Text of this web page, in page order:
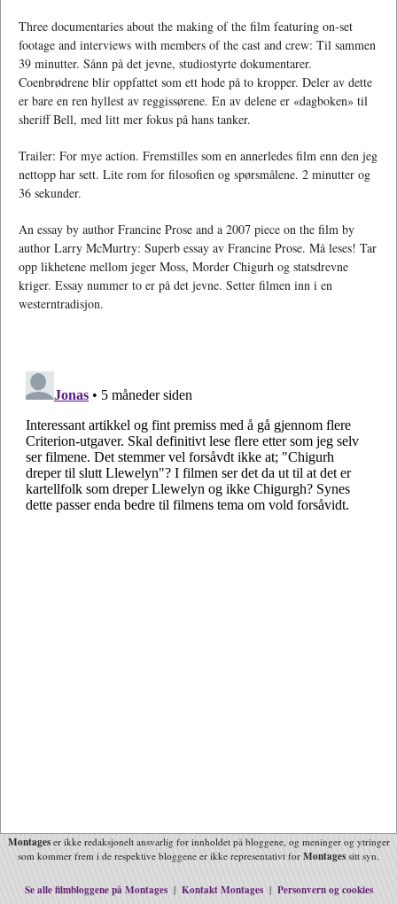
Three documentaries about the making of the film featuring on-set
footage and interviews with members of the cast and crew: Til sammen
39 minutter. Sånn på det jevne, studiostyrte dokumentarer.
Coenbrødrene blir oppfattet som ett hode på to kropper. Deler av dette
er bare en ren hyllest av reggissørene. En av delene er «dagboken» til
sheriff Bell, med litt mer fokus på hans tanker.
Trailer: For mye action. Fremstilles som en annerledes film enn den jeg
nettopp har sett. Lite rom for filosofien og spørsmålene. 2 minutter og
36 sekunder.
An essay by author Francine Prose and a 2007 piece on the film by
author Larry McMurtry: Superb essay av Francine Prose. Må leses! Tar
opp likhetene mellom jeger Moss, Morder Chigurh og statsdrevne
kriger. Essay nummer to er på det jevne. Setter filmen inn i en
westerntradisjon.
Montageser ikke redaksjonelt ansvarlig for innholdet på bloggene, og meninger og ytringer
som kommer frem i de respektive bloggene er ikke representativt for Montages sitt syn.
Se alle filmbloggene på Montages| Kontakt Montages| Personvern og cookies